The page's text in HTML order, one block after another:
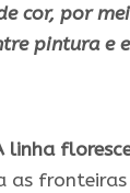
cor, por
pintura e
linha
as